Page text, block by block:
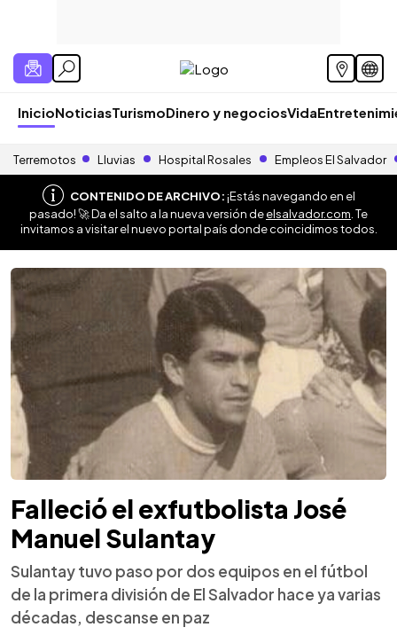
InicioNoticiasTurismoDinero y negociosVida
Terremotos Lluvias Hospital Rosales Empleos El Salvador
CONTENIDO DE ARCHIVO:¡Estás navegando en el
pasado! 🚀 Da el salto a la nueva versión deelsalvador.com . Te
invitamos a visitar el nuevo portal país donde coincidimos todos.
Falleció el exfutbolista José
Manuel Sulantay
Sulantay tuvo paso por dos equipos en el fútbol
de la primera división de El Salvador hace ya varias
décadas, descanse en paz